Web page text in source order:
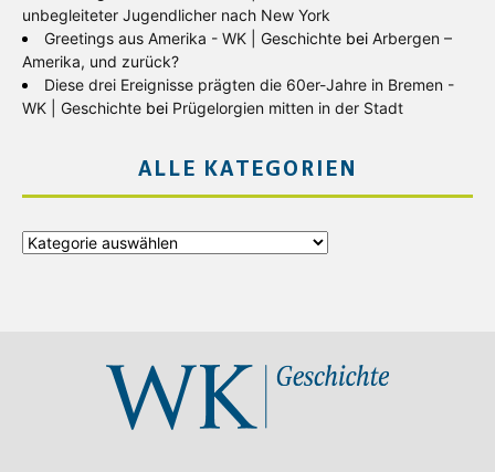
unbegleiteter Jugendlicher nach New York
Greetings aus Amerika - WK | Geschichte bei Arbergen –
Amerika, und zurück?
Diese drei Ereignisse prägten die 60er-Jahre in Bremen -
WK | Geschichte bei Prügelorgien mitten in der Stadt
ALLE KATEGORIEN
Alle